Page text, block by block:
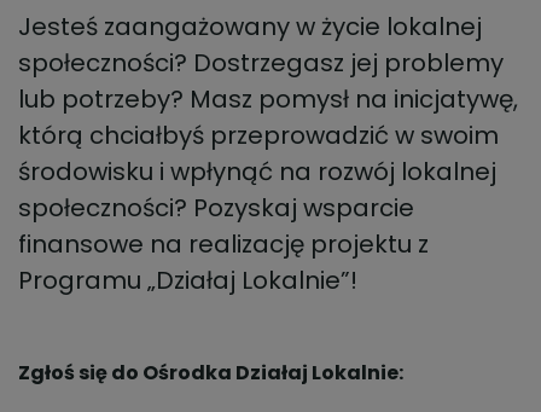
Jesteś zaangażowany w życie lokalnej
społeczności? Dostrzegasz jej problemy
lub potrzeby? Masz pomysł na inicjatywę,
którą chciałbyś przeprowadzić w swoim
środowisku i wpłynąć na rozwój lokalnej
społeczności? Pozyskaj wsparcie
finansowe na realizację projektu z
Programu „Działaj Lokalnie”!
Zgłoś się do Ośrodka Działaj Lokalnie: